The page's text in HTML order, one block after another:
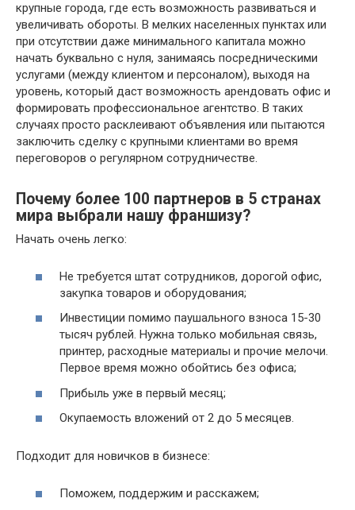
крупные города, где есть возможность развиваться и
увеличивать обороты. В мелких населенных пунктах или
при отсутствии даже минимального капитала можно
начать буквально с нуля, занимаясь посредническими
услугами (между клиентом и персоналом), выходя на
уровень, который даст возможность арендовать офис и
формировать профессиональное агентство. В таких
случаях просто расклеивают объявления или пытаются
заключить сделку с крупными клиентами во время
переговоров о регулярном сотрудничестве.
Почему более 100 партнеров в 5 странах
мира выбрали нашу франшизу?
Начать очень легко:
Не требуется штат сотрудников, дорогой офис,
закупка товаров и оборудования;
Инвестиции помимо паушального взноса 15-30
тысяч рублей. Нужна только мобильная связь,
принтер, расходные материалы и прочие мелочи.
Первое время можно обойтись без офиса;
Прибыль уже в первый месяц;
Окупаемость вложений от 2 до 5 месяцев.
Подходит для новичков в бизнесе:
Поможем, поддержим и расскажем;